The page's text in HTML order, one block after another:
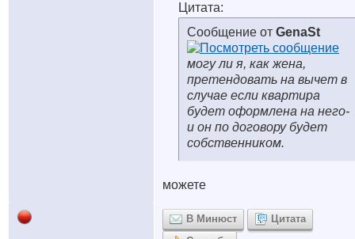
Цитата:
Сообщение от GenaSt
могу ли я, как жена,
претендовать на вычет в
случае если квартира
будет оформлена на него-
и он по договору будет
собственником.
можете
В Минюст
Цитата